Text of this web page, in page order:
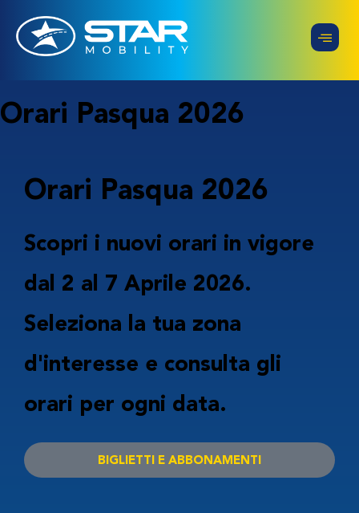
Orari Pasqua 2026
Orari Pasqua 2026
Scopri i nuovi orari in vigore
dal 2 al 7 Aprile 2026.
Seleziona la tua zona
d'interesse e consulta gli
orari per ogni data.
BIGLIETTI E ABBONAMENTI